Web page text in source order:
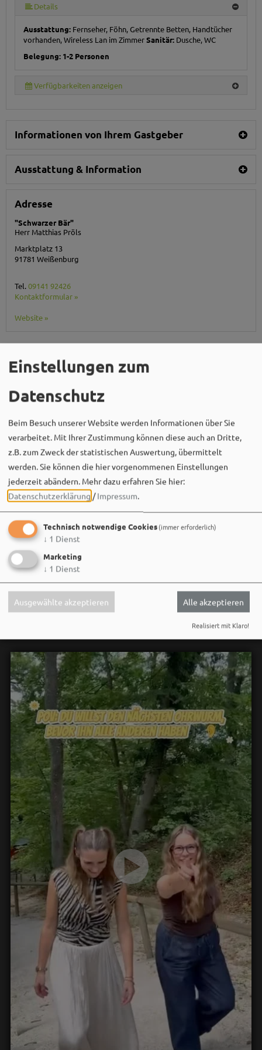
Details
Ausstattung: Fernseher, Föhn, Getrennte Betten, Handtücher
vorhanden, Wireless Lan im ZimmerSanitär: Dusche, WC
Belegung: 1-2 Personen
Verfügbarkeiten anzeigen
Informationen von Ihrem Gastgeber
Ausstattung & Information
Adresse
"Schwarzer Bär"
Herr Matthias Pröls
Marktplatz 13
91781 Weißenburg
Tel.09141 92426
Kontaktformular »
Website »
Social Media
Einstellungen zum
Datenschutz
Beim Besuch unserer Website werden Informationen über Sie
verarbeitet. Mit Ihrer Zustimmung können diese auch an Dritte,
z.B. zum Zweck der statistischen Auswertung, übermittelt
werden. Sie können die hier vorgenommenen Einstellungen
jederzeit abändern. Mehr dazu erfahren Sie hier:
Datenschutzerklärung /Impressum.
Technisch notwendige Cookies(immer erforderlich)
↓ 1 Dienst
Marketing
↓ 1 Dienst
Ausgewählte akzeptieren Alle akzeptieren
Realisiert mit Klaro!